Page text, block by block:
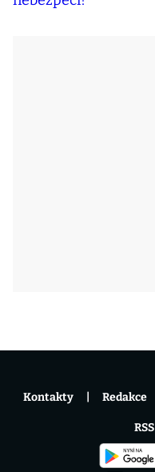
Kontakty Redakce
RSS